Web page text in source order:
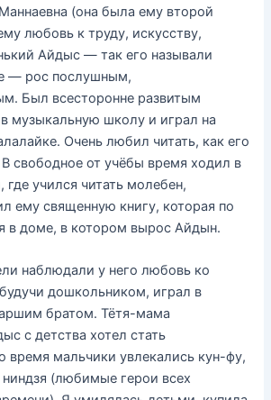
(она была ему второй
любовь к труду, искусству,
Айдыс — так его называли
— рос послушным,
Был всесторонне развитым
музыкальную школу и играл на
Очень любил читать, как его
свободное от учёбы время ходил в
учился читать молебен,
ему священную книгу, которая по
в доме, в котором вырос Айдын.
наблюдали у него любовь ко
дошкольником, играл в
братом. Тётя-мама
с детства хотел стать
время мальчики увлекались кун-фу,
(любимые герои всех